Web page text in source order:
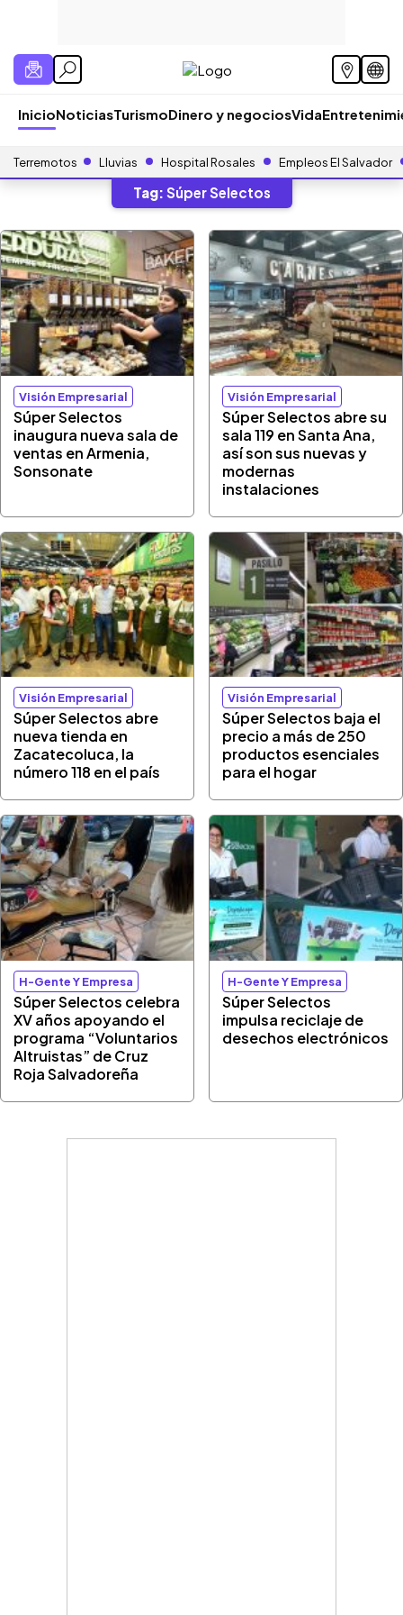
InicioNoticiasTurismoDinero y negociosVida
Terremotos Lluvias Hospital Rosales Empleos El Salvador
Tag: Súper Selectos
Visión Empresarial
Súper Selectos
inaugura nueva sala de
ventas en Armenia,
Sonsonate
Visión Empresarial
Súper Selectos abre su
sala 119 en Santa Ana,
así son sus nuevas y
modernas
instalaciones
Visión Empresarial
Súper Selectos abre
nueva tienda en
Zacatecoluca, la
número 118 en el país
Visión Empresarial
​Súper Selectos baja el
precio a más de 250
productos esenciales
para el hogar
H-Gente Y Empresa
Súper Selectos celebra
XV años apoyando el
programa “Voluntarios
Altruistas” de Cruz
Roja Salvadoreña
H-Gente Y Empresa
Súper Selectos
impulsa reciclaje de
desechos electrónicos